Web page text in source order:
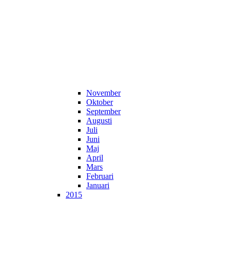
November
Oktober
September
Augusti
Juli
Juni
Maj
April
Mars
Februari
Januari
2015